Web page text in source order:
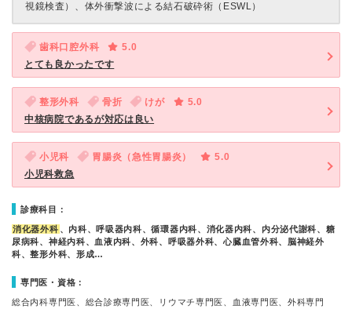
視鏡検査）、体外衝撃波による結石破砕術（ESWL）
歯科口腔外科
5.0
とても良かったです
整形外科 骨折 けが
5.0
中核病院であるが対応は良い
小児科 胃腸炎（急性胃腸炎）
5.0
小児科救急
診療科目：
消化器外科 、内科、呼吸器内科、循環器内科、消化器内科、内分泌代謝科、糖
尿病科、神経内科、血液内科、外科、呼吸器外科、心臓血管外科、脳神経外
科、整形外科、形成…
専門医・資格：
総合内科専門医、総合診療専門医、リウマチ専門医、血液専門医、外科専門